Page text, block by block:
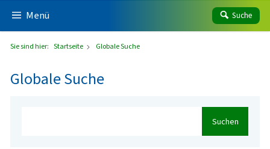
Menü Suche
Sie sind hier: Startseite Globale Suche
Globale Suche
Suchen